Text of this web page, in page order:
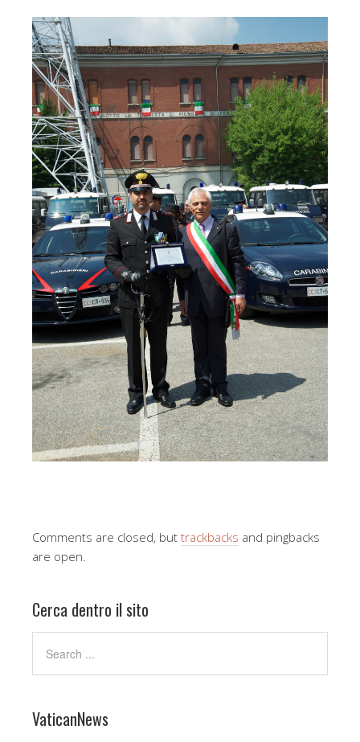
Comments are closed, but trackbacks and pingbacks
are open.
Cerca dentro il sito
VaticanNews